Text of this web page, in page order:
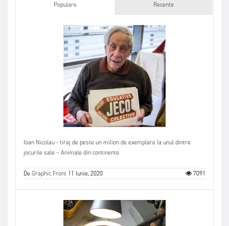
Populare Recente
Ioan Nicolau - tiraj de peste un milion de exemplare la unul dintre
jocurile sale – Animale din continente.
DeGraphic Front 11 Iunie, 2020 7091